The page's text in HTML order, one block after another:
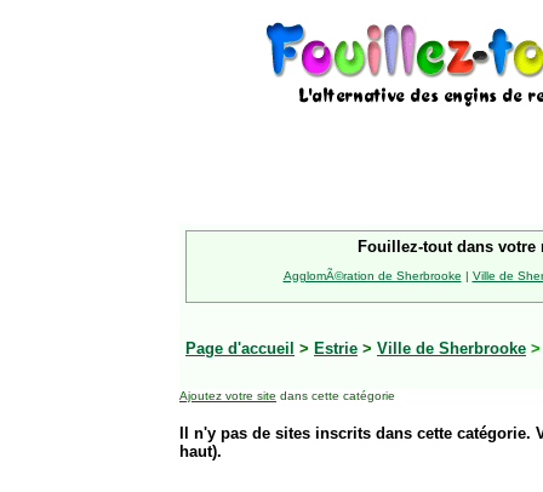
Fouillez-tout dans votre
AgglomÃ©ration de Sherbrooke | Ville de
Page d'accueil > Estrie > Ville de Sherbrooke
Ajoutez votre site dans cette catégorie
Il n'y pas de sites inscrits dans cette
haut).